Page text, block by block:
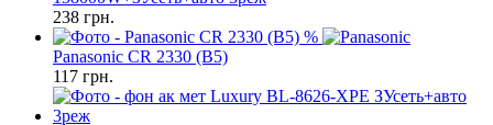
238 грн.
%
Panasonic CR 2330 (B5)
117 грн.